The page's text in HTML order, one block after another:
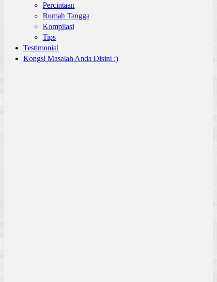
Percintaan
Rumah Tangga
Kompilasi
Tips
Testimonial
Kongsi Masalah Anda Disini :)